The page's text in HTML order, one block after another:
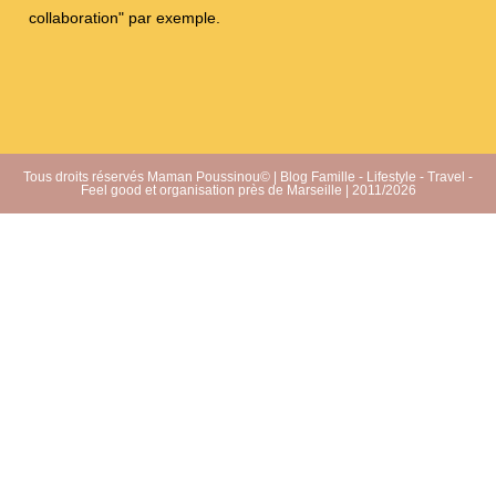
collaboration" par exemple.
Tous droits réservés Maman Poussinou© | Blog Famille - Lifestyle - Travel -
Feel good et organisation près de Marseille | 2011/2026